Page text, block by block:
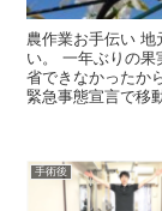
農作業お手伝い
い。 一年ぶりの
省できなかったか
緊急事態宣言で移
手術後